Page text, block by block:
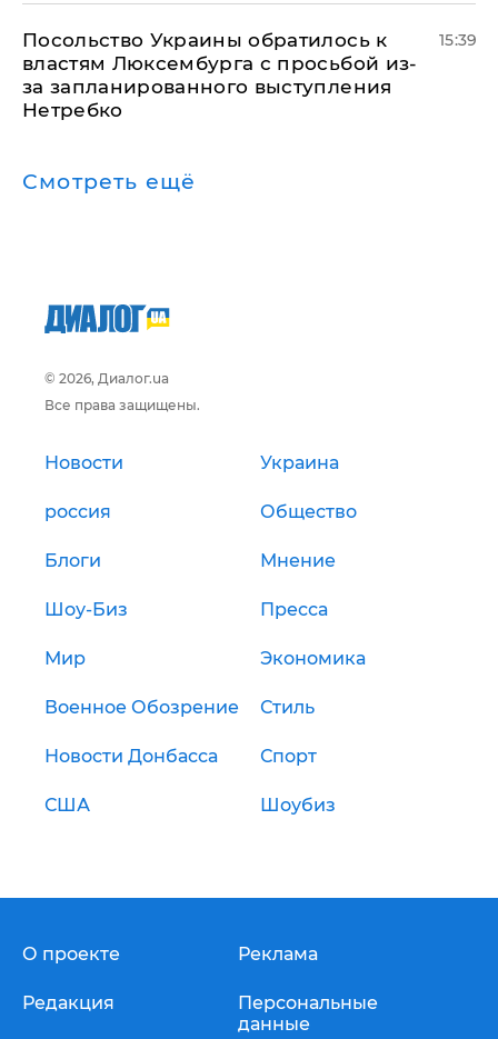
Посольство Украины обратилось к
властям Люксембурга с просьбой из-
за запланированного выступления
Нетребко
15:39
Смотреть ещё
© 2026, Диалог.ua
Все права защищены.
Новости Украина
россия Общество
Блоги Мнение
Шоу-Биз Пресса
Мир Экономика
Военное Обозрение Стиль
Новости Донбасса Спорт
США Шоубиз
О проекте
Редакция
Реклама
Персональные
данные